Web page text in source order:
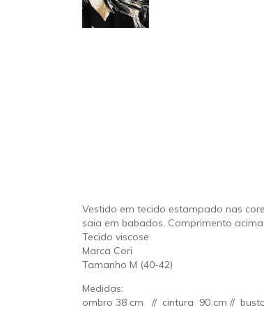
Vestido em tecido estampado nas
saia em babados. Comprimento
Tecido viscose
Marca Cori
Tamanho M (40-42)
Medidas:
ombro 38 cm // cintura 90 cm //